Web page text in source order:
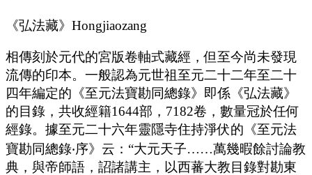
《弘法藏》Hongjiaozang
相傳刻於元代的宮版卷軸式藏經，但至今尚未發現
流傳的印本。一般認為元世祖至元二十二年至二十
四年編定的《至元法寶勘同總錄》即係《弘法藏》
的目錄，共收經籍1644部，7182卷，數量冠於任何
經錄。據至元二十六年靈隱寺住持淨伏的《至元法
寶勘同總錄‧序》云：“大元天子……萬幾暇餘討論教
典，與帝師語，詔諸講主，以西蕃大教目錄對勘東